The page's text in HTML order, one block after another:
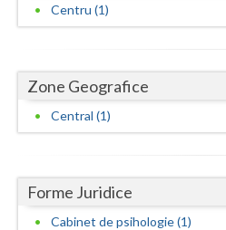
Harghita
Ialomita
Iasi
Centru (1)
Zone Geografice
Central (1)
Forme Juridice
Cabinet de psihologie (1)